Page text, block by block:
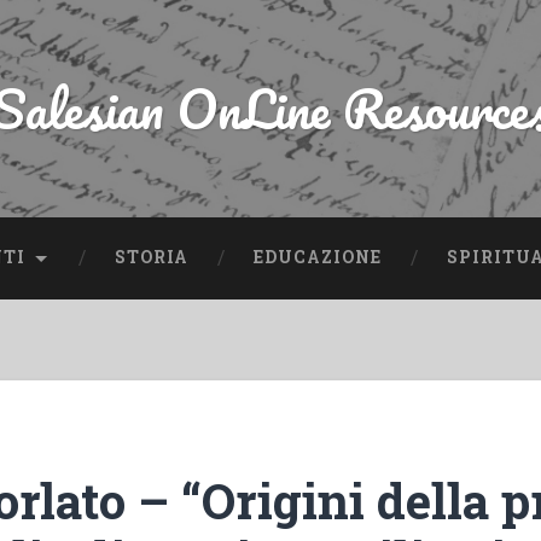
OnLine
STORIA EDUCAZIONE
– “Origini della